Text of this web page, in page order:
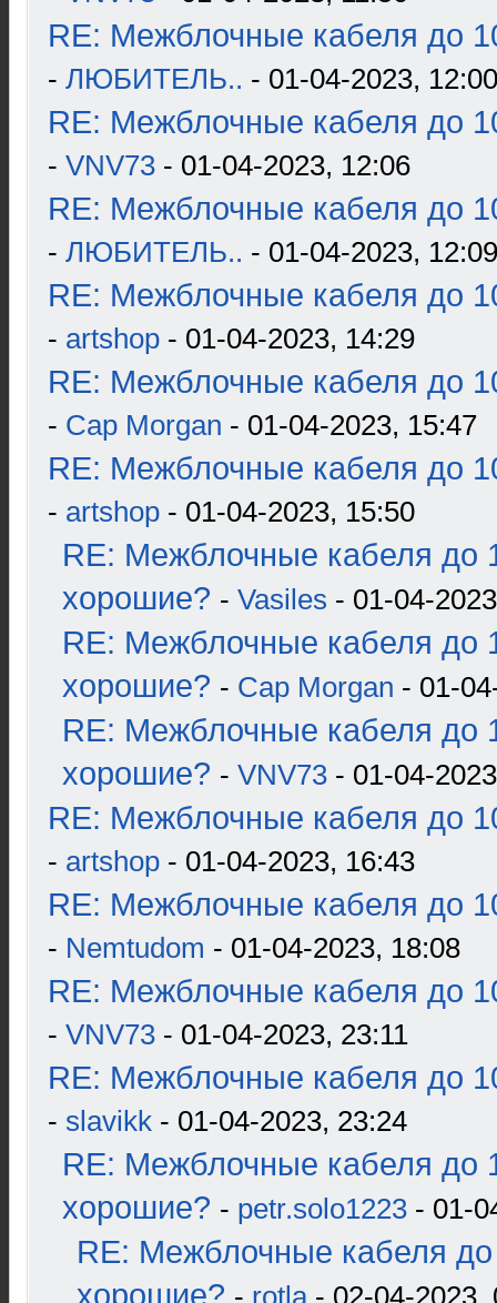
RE: Межблочные кабеля до
- ЛЮБИТЕЛЬ.. - 01-04-2023, 12:00
RE: Межблочные кабеля до
- VNV73 - 01-04-2023, 12:06
RE: Межблочные кабеля до
- ЛЮБИТЕЛЬ.. - 01-04-2023, 12:09
RE: Межблочные кабеля до
- artshop - 01-04-2023, 14:29
RE: Межблочные кабеля до
- Cap Morgan - 01-04-2023, 15:47
RE: Межблочные кабеля до
- artshop - 01-04-2023, 15:50
RE: Межблочные кабеля до
хорошие? - Vasiles - 01-04-
RE: Межблочные кабеля до
хорошие? - Cap Morgan - 01-
RE: Межблочные кабеля до
хорошие? - VNV73 - 01-04-
RE: Межблочные кабеля до
- artshop - 01-04-2023, 16:43
RE: Межблочные кабеля до
- Nemtudom - 01-04-2023, 18:08
RE: Межблочные кабеля до
- VNV73 - 01-04-2023, 23:11
RE: Межблочные кабеля до
- slavikk - 01-04-2023, 23:24
RE: Межблочные кабеля до
хорошие? - petr.solo1223 - 01-
RE: Межблочные кабеля до
хорошие? - rotla- 02-04-2023,